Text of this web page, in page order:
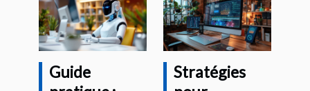
Guide
Stratégies